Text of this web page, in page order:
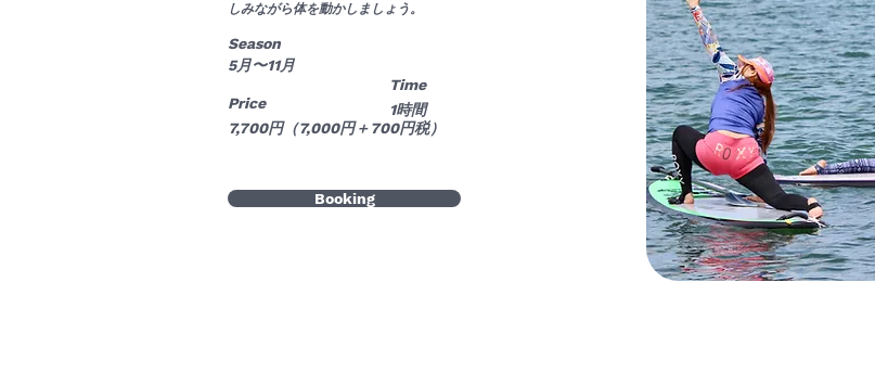
しみながら体を動かしましょう。
Season
5月〜11月
Price
7,700円（7,000円＋700円税）
Booking
Time
1時間